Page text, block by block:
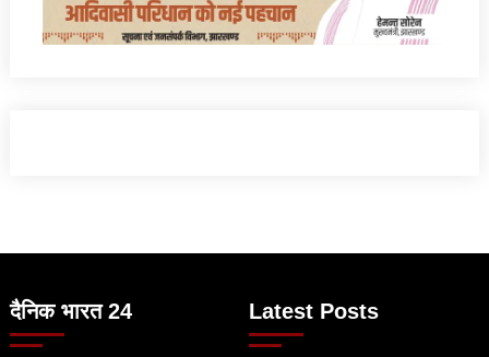
दैनिक भारत 24 Latest Posts